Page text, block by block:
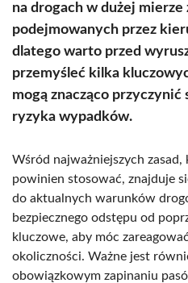
na drogach w dużej mierze
podejmowanych przez
dlatego warto przed
przemyśleć kilka
mogą znacząco
ryzyka wypadków.
Wśród najważniejszych
powinien stosować, znajduje
do aktualnych warunków
bezpiecznego odstępu od
kluczowe, aby móc
okoliczności. Ważne jest
obowiązkowym zapinaniu